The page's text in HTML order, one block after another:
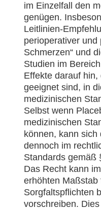
im Einzelfall den
genügen.
Leitlinien-
perioperativer
Schmerzen“ und
Studien im
Effekte darauf hin,
geeignet sind, in
medizinischen
Selbst wenn
medizinischen
können, kann
dennoch im
Standards gemäß
Das Recht kann
erhöhten Maßstab
Sorgfaltspflichten
vorschreiben.